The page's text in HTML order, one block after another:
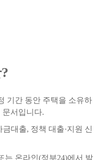
기간 동안 주택을 소유하
문서입니다.
대출, 정책 대출·지원 신
는 온라인(정부24)에서 발